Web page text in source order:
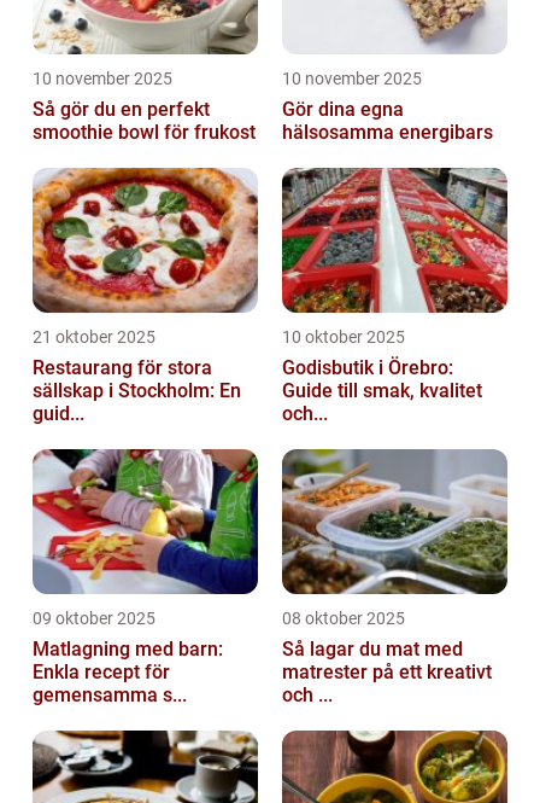
10 november 2025
Så gör du en perfekt
smoothie bowl för frukost
10 november 2025
Gör dina egna
hälsosamma energibars
21 oktober 2025
Restaurang för stora
sällskap i Stockholm: En
guid...
10 oktober 2025
Godisbutik i Örebro:
Guide till smak, kvalitet
och...
09 oktober 2025
Matlagning med barn:
Enkla recept för
gemensamma s...
08 oktober 2025
Så lagar du mat med
matrester på ett kreativt
och ...